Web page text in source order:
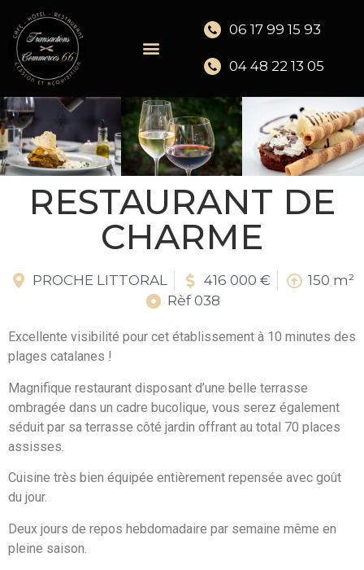
06 17 99 15 93
04 48 22 13 05
RESTAURANT DE
CHARME
PROCHE LITTORAL 416 000 €
150 m²
Rèf 038
Excellente visibilité pour cet établissement à 10 minutes des
plages catalanes !
Magnifique restaurant disposant d’une belle terrasse
ombragée dans un cadre bucolique, vous serez également
séduit par sa terrasse côté jardin offrant au total 70 places
assisses.
Cuisine très bien équipée entièrement repensée avec goût
du jour.
Deux jours de repos hebdomadaire par semaine même en
pleine saison.